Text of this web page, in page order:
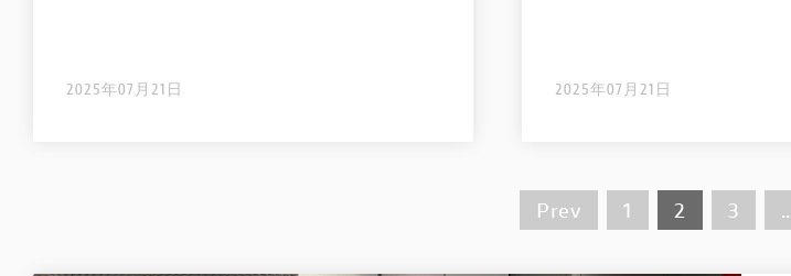
2025年07月21日 2025年07月21日
Prev 1 2 3